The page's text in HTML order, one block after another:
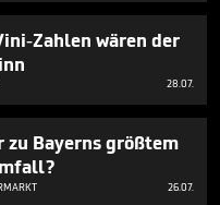
Zahlen wären der
28.07.
zu Bayerns größtem
26.07.